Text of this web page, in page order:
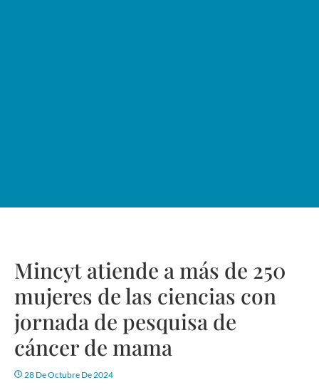
Mincyt atiende a más de 250
mujeres de las ciencias con
jornada de pesquisa de
cáncer de mama
28 De Octubre De 2024